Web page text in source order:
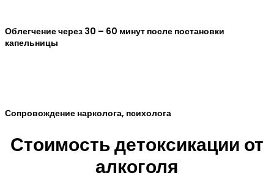
Облегчение через 30 – 60 минут после постановки
капельницы
Сопровождение нарколога, психолога
Стоимость детоксикации от
алкоголя